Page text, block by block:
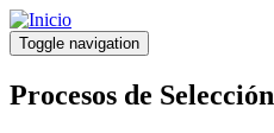
Pasar
al
contenido
principal
Toggle navigation
Procesos de Selección